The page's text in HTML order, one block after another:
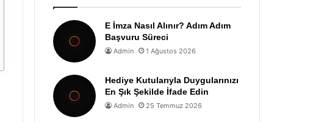
E İmza Nasıl Alınır? Adım Adım
Başvuru Süreci
Admin 1 Ağustos 2026
Hediye Kutularıyla Duygularınızı
En Şık Şekilde İfade Edin
Admin 25 Temmuz 2026